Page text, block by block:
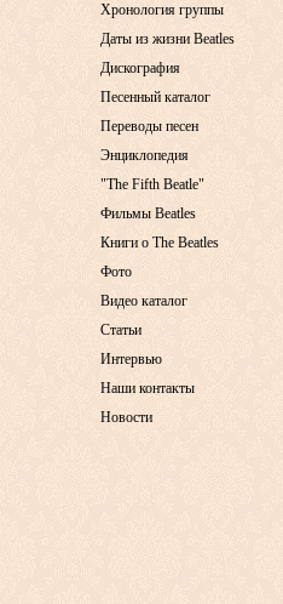
Хронология группы
Даты из жизни Beatles
Дискография
Песенный каталог
Переводы песен
Энциклопедия
"The Fifth Beatle"
Фильмы Beatles
Книги о The Beatles
Фото
Видео каталог
Статьи
Интервью
Наши контакты
Новости